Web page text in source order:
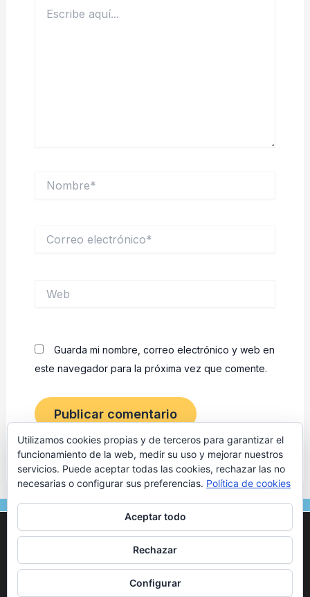
aquí...
electrónico*
Guarda mi nombre, correo electrónico y web en
este navegador para la próxima vez que comente.
F
a
c
e
b
I
n
s
t
a
© 2024 Osteópata en Tarragona | Marc Vives. Todos los
derechos reservados. –Aviso legal–Politica de Privacidad
Politica de Cookies
Utilizamos cookies para ofrecerte la mejor experiencia en
nuestra web.
Puedes aprender más sobre qué cookies utilizamos o
desactivarlas en losajustes.
Utilizamos cookies propias y de terceros para garantizar el
funcionamiento de la web, medir su uso y mejorar nuestros
servicios. Puede aceptar todas las cookies, rechazar las no
necesarias o configurar sus preferencias. Política de cookies
Aceptar todo
Rechazar
Configurar